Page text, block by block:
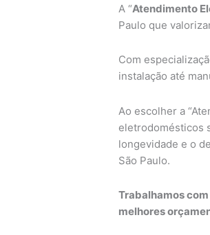
A “Atendimento
Paulo que
Com
instalação até
Ao escolher a
eletrodomésticos
longevidade e o
São Paulo.
Trabalhamos
melhores